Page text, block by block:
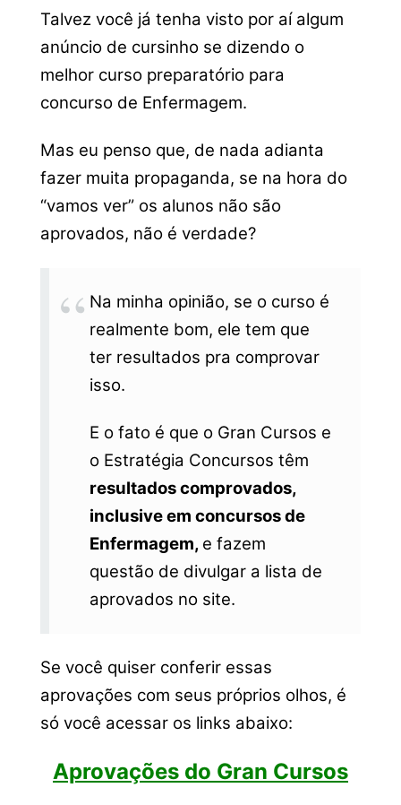
Talvez você já tenha visto por aí algum
anúncio de cursinho se dizendo o
melhor curso preparatório para
concurso de Enfermagem.
Mas eu penso que, de nada adianta
fazer muita propaganda, se na hora do
“vamos ver” os alunos não são
aprovados, não é verdade?
Na minha opinião, se o curso é
realmente bom, ele tem que
ter resultados pra comprovar
isso.
E o fato é que o Gran Cursos e
o Estratégia Concursos têm
resultados comprovados,
inclusive em concursos de
Enfermagem, e fazem
questão de divulgar a lista de
aprovados no site.
Se você quiser conferir essas
aprovações com seus próprios olhos, é
só você acessar os links abaixo:
Aprovações do Gran Cursos